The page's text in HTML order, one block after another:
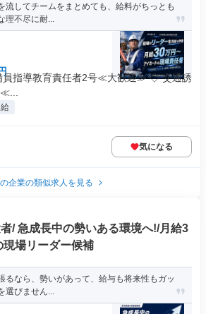
流してチームをまとめても、給料がちっとも
理不尽に耐...
員指導教育責任者2号≪大歓迎≫ ◇ 交通誘
気になる
企業の類似求人を見る
/ 急成長中の勢いある環境へ!/月給3
場リーダー候補
るなら、勢いがあって、給与も将来性もガッ
選びません...